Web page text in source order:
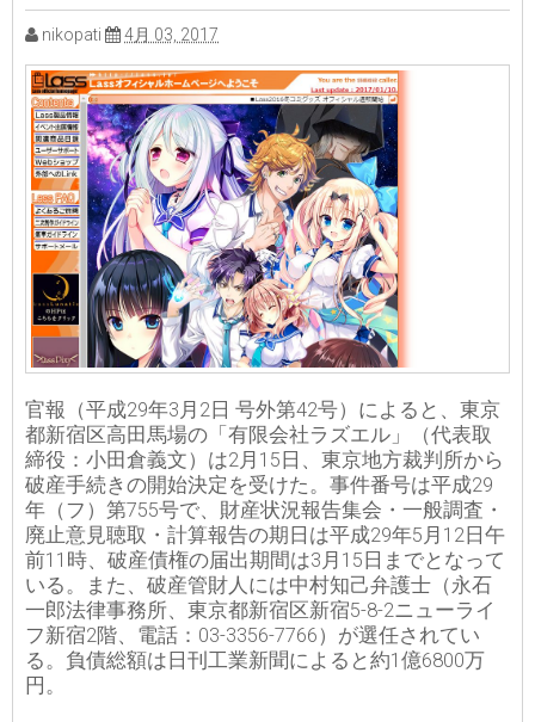
nikopati 4月 03, 2017
官報（平成29年3月2日 号外第42号）によると、東京
都新宿区高田馬場の「有限会社ラズエル」（代表取
締役：小田倉義文）は2月15日、東京地方裁判所から
破産手続きの開始決定を受けた。事件番号は平成29
年（フ）第755号で、財産状況報告集会・一般調査・
廃止意見聴取・計算報告の期日は平成29年5月12日午
前11時、破産債権の届出期間は3月15日までとなって
いる。また、破産管財人には中村知己弁護士（永石
一郎法律事務所、東京都新宿区新宿5-8-2ニューライ
フ新宿2階、電話：03-3356-7766）が選任されてい
る。負債総額は日刊工業新聞によると約1億6800万
円。